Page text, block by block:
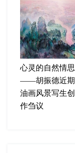
心灵的自然情思
——胡振德近期
油画风景写生创
作刍议